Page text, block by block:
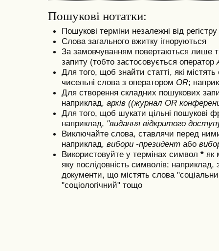
Пошукові нотатки:
Пошукові терміни незалежні від регістру
Слова загального вжитку ігноруються
За замовчуванням повертаються лише ті
запиту (тобто застосовується оператор
Для того, щоб знайти статті, які
чисельні слова з оператором OR;
Для створення складних пошукових
наприклад, архів ((журнал OR
Для того, щоб шукати цільні пошукові
наприклад, "видання відкритого
Виключайте слова, ставлячи перед
наприклад, вибори -президент або
Використовуйте у термінах символ * як
яку послідовність символів;
документи, що містять слова
"соціологічний" тощо